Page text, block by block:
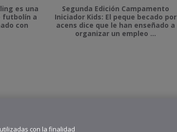
es una
futbolín a
con
Segunda Edición Campamento
Iniciador Kids: El peque becado por
acens dice que le han enseñado a
organizar un empleo ...
con la finalidad